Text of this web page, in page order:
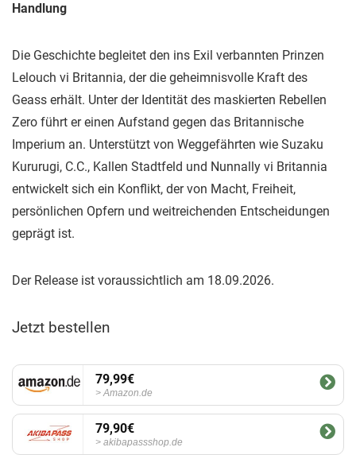
Handlung
Die Geschichte begleitet den ins Exil verbannten Prinzen
Lelouch vi Britannia, der die geheimnisvolle Kraft des
Geass erhält. Unter der Identität des maskierten Rebellen
Zero führt er einen Aufstand gegen das Britannische
Imperium an. Unterstützt von Weggefährten wie Suzaku
Kururugi, C.C., Kallen Stadtfeld und Nunnally vi Britannia
entwickelt sich ein Konflikt, der von Macht, Freiheit,
persönlichen Opfern und weitreichenden Entscheidungen
geprägt ist.
Der Release ist voraussichtlich am 18.09.2026.
Jetzt bestellen
79,99€
Amazon.de
79,90€
akibapassshop.de